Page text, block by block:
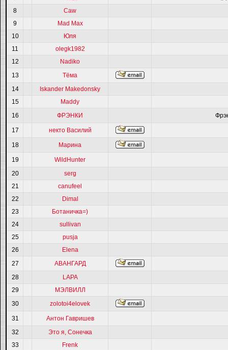
8
Caw
9
Mad Max
10
Юля
11
olegk1982
12
Nadiko
13
Тёма
14
Iskander Makedonsky
15
Maddy
16
ФРЭНКИ
17 некто Василий
18 Марина
19
WildHunter
20
serg
21
canufeel
22
Dimal
23
Ботаничка=)
24
sullivan
25
pusja
26
Elena
27
АВАНГАРД
28
LAPA
29
МЭЛВИЛЛ
30
zolotoi4elovek
31
Антон Гавришев
32
Это я, Сонечка
33
Frenk